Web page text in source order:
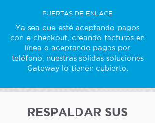
PUERTAS DE ENLACE
Ya sea que esté aceptando pagos
con e-checkout, creando facturas en
línea o aceptando pagos por
teléfono, nuestras sólidas soluciones
Gateway lo tienen cubierto.
RESPALDAR SUS